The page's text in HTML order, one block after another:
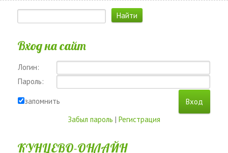
Вход на сайт
Логин:
Пароль:
запомнить
Забыл пароль | Регистрация
КУНЦЕВО-ОНЛАЙН